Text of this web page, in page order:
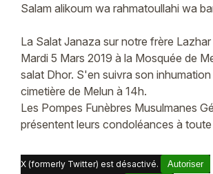
Salam alikoum wa rahmatoullahi wa
La Salat Janaza sur notre frère Lazhar
Mardi 5 Mars 2019 à la Mosquée de
salat Dhor. S'en suivra son inhumation
cimetière de Melun à 14h.
Les Pompes Funèbres Musulmanes
présentent leurs condoléances à toute
X (formerly Twitter) est désactivé.
Autoriser